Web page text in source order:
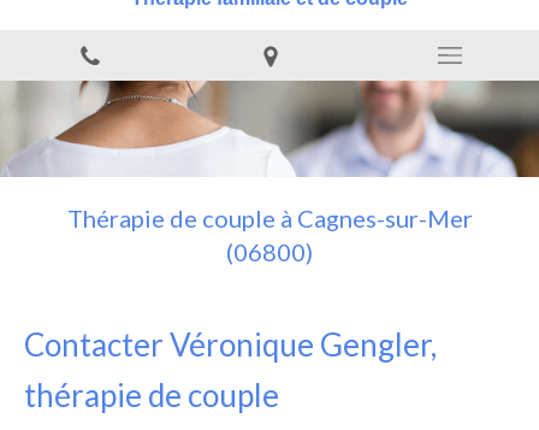
Thérapie de couple à Cagnes-sur-Mer
(06800)
Contacter Véronique Gengler,
thérapie de couple